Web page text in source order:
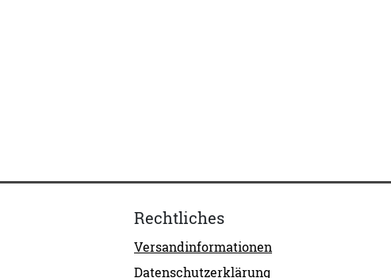
Rechtliches
Versandinformationen
Datenschutzerklärung